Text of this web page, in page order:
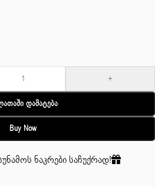
+
Დამატება
Buy Now
ნაკრები საჩუქრად!